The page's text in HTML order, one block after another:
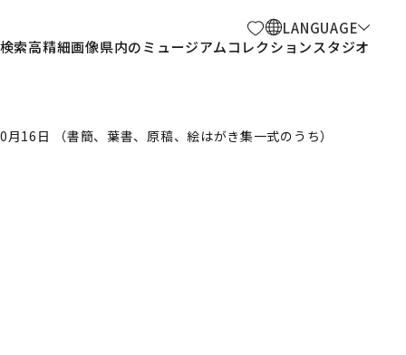
LANGUAGE
索高精細画像県内のミュージアムコレクションスタジオ
16日 （書簡、葉書、原稿、絵はがき集一式のうち）